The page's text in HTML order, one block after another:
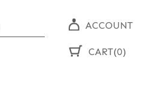
ACCOUNT
CART(0)